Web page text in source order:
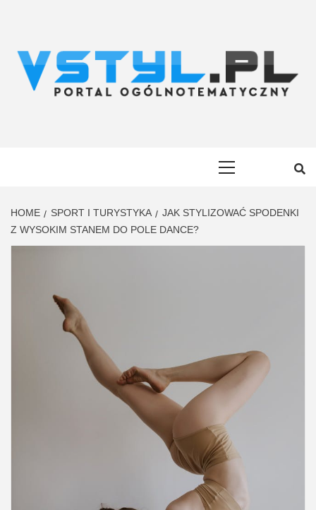
HOME SPORT I TURYSTYKA
JAK STYLIZOWAĆ SPODENKI
Z WYSOKIM STANEM DO POLE DANCE?